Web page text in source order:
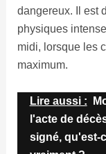
dangereux. Il est
physiques
midi, lorsque les
maximum.
Lire aussi :
l'acte de
signé, qu'est-